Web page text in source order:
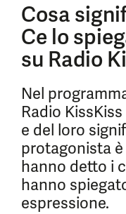
Cosa
Ce lo
su Radio
Nel
Radio
e del loro
protagonista
hanno detto i
hanno
espressione.